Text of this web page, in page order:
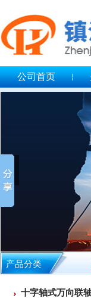
公司首页
产品分类
十字轴式万向联